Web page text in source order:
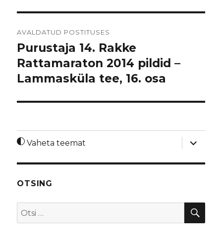
AVALDATUD POSTITUSES
Purustaja 14. Rakke
Rattamaraton 2014 pildid –
Lammasküla tee, 16. osa
Vaheta teemat
laienda
OTSING
Otsi: